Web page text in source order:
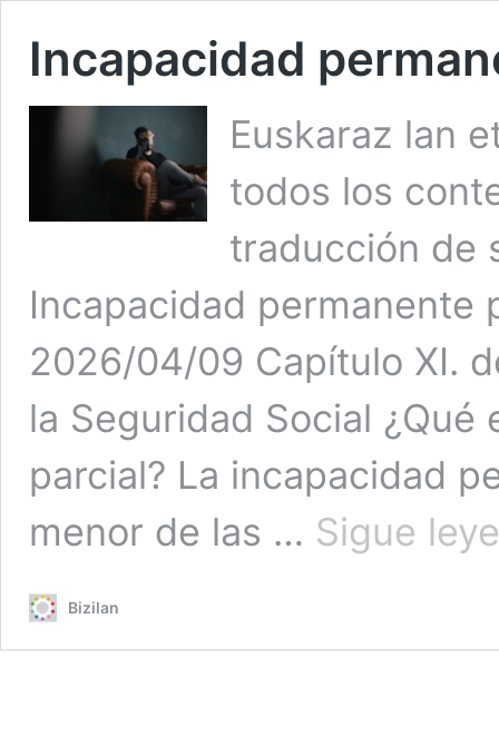
Incapacidad
Euskaraz lan
todos los
traducción de
Incapacidad permanente
2026/04/09 Capítulo XI.
la Seguridad Social
parcial? La incapacidad
menor de las … Sigue
Bizilan